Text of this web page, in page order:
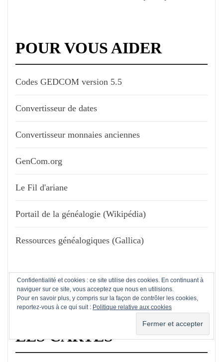
POUR VOUS AIDER
Codes GEDCOM version 5.5
Convertisseur de dates
Convertisseur monnaies anciennes
GenCom.org
Le Fil d'ariane
Portail de la généalogie (Wikipédia)
Ressources généalogiques (Gallica)
LES CARTES
Confidentialité et cookies : ce site utilise des cookies. En continuant à
naviguer sur ce site, vous acceptez que nous en utilisions.
Pour en savoir plus, y compris sur la façon de contrôler les cookies,
reportez-vous à ce qui suit : Politique relative aux cookies